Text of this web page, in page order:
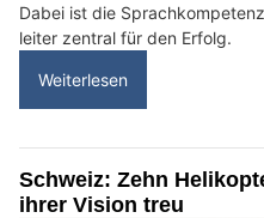
Dabei ist die
leiter zentral für den Erfolg.
Weiterlesen
Schweiz: Zehn
ihrer Vision treu